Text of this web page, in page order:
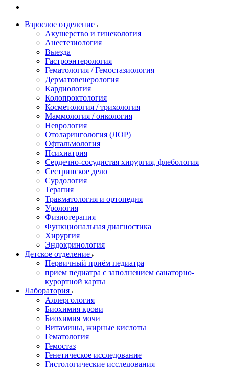
Взрослое отделение
Акушерство и гинекология
Анестезиология
Выезда
Гастроэнтерология
Гематология / Гемостазиология
Дерматовенерология
Кардиология
Колопроктология
Косметология / трихология
Маммология / онкология
Неврология
Отоларингология (ЛОР)
Офтальмология
Психиатрия
Сердечно-сосудистая хирургия, флебология
Сестринское дело
Сурдология
Терапия
Травматология и ортопедия
Урология
Физиотерапия
Функциональная диагностика
Хирургия
Эндокринология
Детское отделение
Первичный приём педиатра
прием педиатра с заполнением санаторно-
курортной карты
Лаборатория
Аллергология
Биохимия крови
Биохимия мочи
Витамины, жирные кислоты
Гематология
Гемостаз
Генетическое исследование
Гистологические исследования